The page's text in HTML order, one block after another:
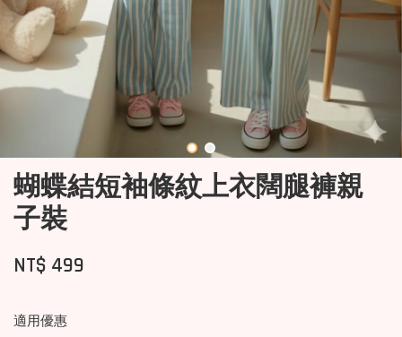
蝴蝶結短袖條紋上衣闊腿褲親
子裝
NT$ 499
適用優惠